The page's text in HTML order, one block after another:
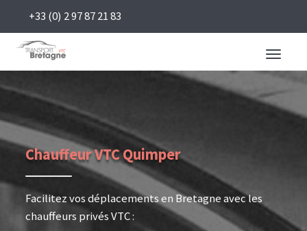
+33 (0) 2 97 87 21 83
Toggle
Chauffeur VTC Quimper
Facilitez vos déplacements en Bretagne avec les
chauffeurs privés VTC :